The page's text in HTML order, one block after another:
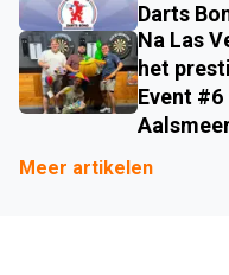
Darts
Na Las
het
Event #6
Meer artikelen